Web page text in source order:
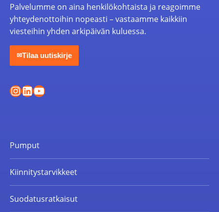
Palvelumme on aina henkilökohtaista ja reagoimme
yhteydenottoihin nopeasti – vastaamme kaikkiin
viesteihin yhden arkipäivän kuluessa.
✉Tilaa uutiskirje
Instagram
LinkedIn
YouTube
Pumput
Kiinnitystarvikkeet
Suodatusratkaisut